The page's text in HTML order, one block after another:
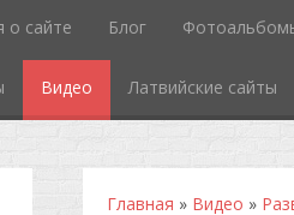
о сайте Блог
Видео Латвийские сайты
Главная » Видео »